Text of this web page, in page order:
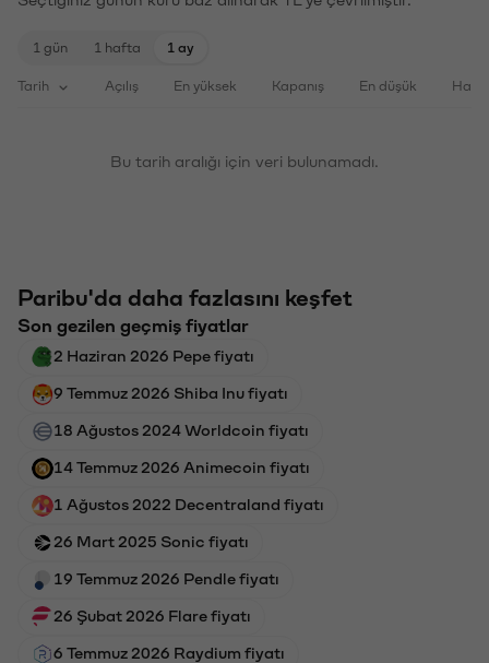
1 gün 1 hafta 1 ay
Tarih Açılış En yüksek Kapanış En düşük
Bu tarih aralığı için veri bulunamadı.
Paribu'da daha fazlasını keşfet
Son gezilen geçmiş fiyatlar
2 Haziran 2026 Pepe fiyatı
9 Temmuz 2026 Shiba Inu fiyatı
18 Ağustos 2024 Worldcoin fiyatı
14 Temmuz 2026 Animecoin fiyatı
1 Ağustos 2022 Decentraland fiyatı
26 Mart 2025 Sonic fiyatı
19 Temmuz 2026 Pendle fiyatı
26 Şubat 2026 Flare fiyatı
6 Temmuz 2026 Raydium fiyatı